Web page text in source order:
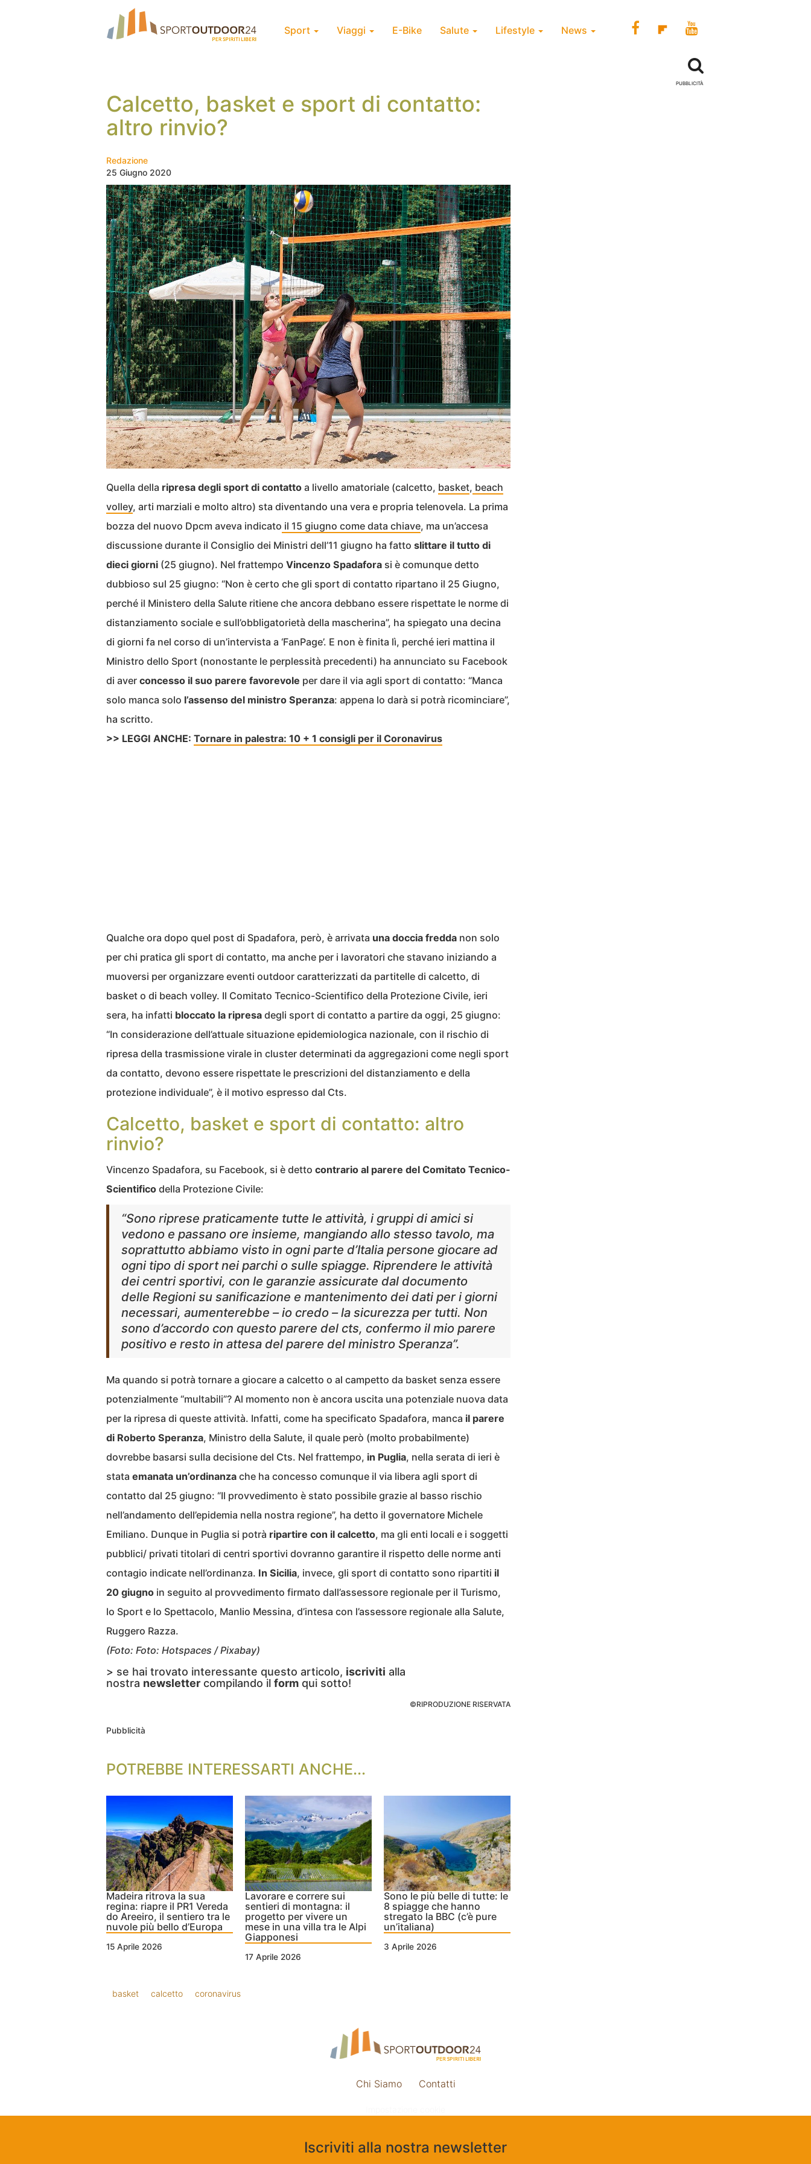
Sport Viaggi E-Bike Salute Lifestyle News
Calcetto, basket e sport di contatto:
altro rinvio?
Redazione
25 Giugno 2020
Quella della ripresa degli sport di contatto a livello amatoriale (calcetto, basket, beach
volley, arti marziali e molto altro) sta diventando una vera e propria telenovela. La prima
bozza del nuovo Dpcm aveva indicato il 15 giugno come data chiave, ma un’accesa
discussione durante il Consiglio dei Ministri dell’11 giugno ha fatto slittare il tutto di
dieci giorni (25 giugno). Nel frattempo Vincenzo Spadafora si è comunque detto
dubbioso sul 25 giugno: “Non è certo che gli sport di contatto ripartano il 25 Giugno,
perché il Ministero della Salute ritiene che ancora debbano essere rispettate le norme di
distanziamento sociale e sull’obbligatorietà della mascherina”, ha spiegato una decina
di giorni fa nel corso di un’intervista a ‘FanPage’. E non è finita lì, perché ieri mattina il
Ministro dello Sport (nonostante le perplessità precedenti) ha annunciato su Facebook
di aver concesso il suo parere favorevole per dare il via agli sport di contatto: “Manca
solo manca solo l’assenso del ministro Speranza: appena lo darà si potrà ricominciare”,
ha scritto.
>> LEGGI ANCHE: Tornare in palestra: 10 + 1 consigli per il Coronavirus
Qualche ora dopo quel post di Spadafora, però, è arrivata una doccia fredda non solo
per chi pratica gli sport di contatto, ma anche per i lavoratori che stavano iniziando a
muoversi per organizzare eventi outdoor caratterizzati da partitelle di calcetto, di
basket o di beach volley. Il Comitato Tecnico-Scientifico della Protezione Civile, ieri
sera, ha infatti bloccato la ripresa degli sport di contatto a partire da oggi, 25 giugno:
“In considerazione dell’attuale situazione epidemiologica nazionale, con il rischio di
ripresa della trasmissione virale in cluster determinati da aggregazioni come negli sport
da contatto, devono essere rispettate le prescrizioni del distanziamento e della
protezione individuale”, è il motivo espresso dal Cts.
Calcetto, basket e sport di contatto: altro
rinvio?
Vincenzo Spadafora, su Facebook, si è detto contrario al parere del Comitato Tecnico-
Scientifico della Protezione Civile:
“Sono riprese praticamente tutte le attività, i gruppi di amici si
vedono e passano ore insieme, mangiando allo stesso tavolo, ma
soprattutto abbiamo visto in ogni parte d’Italia persone giocare ad
ogni tipo di sport nei parchi o sulle spiagge. Riprendere le attività
dei centri sportivi, con le garanzie assicurate dal documento
delle Regioni su sanificazione e mantenimento dei dati per i giorni
necessari, aumenterebbe – io credo – la sicurezza per tutti. Non
sono d’accordo con questo parere del cts, confermo il mio parere
positivo e resto in attesa del parere del ministro Speranza”.
Ma quando si potrà tornare a giocare a calcetto o al campetto da basket senza essere
potenzialmente “multabili”? Al momento non è ancora uscita una potenziale nuova data
per la ripresa di queste attività. Infatti, come ha specificato Spadafora, manca il parere
di Roberto Speranza, Ministro della Salute, il quale però (molto probabilmente)
dovrebbe basarsi sulla decisione del Cts. Nel frattempo, in Puglia, nella serata di ieri è
stata emanata un’ordinanza che ha concesso comunque il via libera agli sport di
contatto dal 25 giugno: “Il provvedimento è stato possibile grazie al basso rischio
nell’andamento dell’epidemia nella nostra regione”, ha detto il governatore Michele
Emiliano. Dunque in Puglia si potrà ripartire con il calcetto, ma gli enti locali e i soggetti
pubblici/ privati titolari di centri sportivi dovranno garantire il rispetto delle norme anti
contagio indicate nell’ordinanza. In Sicilia, invece, gli sport di contatto sono ripartiti il
20 giugno in seguito al provvedimento firmato dall’assessore regionale per il Turismo,
lo Sport e lo Spettacolo, Manlio Messina, d’intesa con l’assessore regionale alla Salute,
Ruggero Razza.
(Foto: Foto: Hotspaces / Pixabay)
> se hai trovato interessante questo articolo, iscriviti alla
nostra newsletter compilando il form qui sotto!
©RIPRODUZIONE RISERVATA
Pubblicità
POTREBBE INTERESSARTI ANCHE...
Madeira ritrova la sua
regina: riapre il PR1 Vereda
do Areeiro, il sentiero tra le
nuvole più bello d’Europa
15 Aprile 2026
Lavorare e correre sui
sentieri di montagna: il
progetto per vivere un
mese in una villa tra le Alpi
Giapponesi
17 Aprile 2026
Sono le più belle di tutte: le
8 spiagge che hanno
stregato la BBC (c’è pure
un’italiana)
3 Aprile 2026
basket calcetto coronavirus
PUBBLICITÀ
Chi Siamo Contatti
Iscriviti alla nostra newsletter